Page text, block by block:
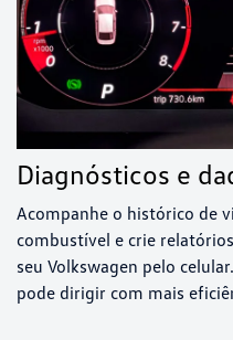
Diagnósticos e
Acompanhe o histórico de
combustível e crie
seu Volkswagen pelo
pode dirigir com mais